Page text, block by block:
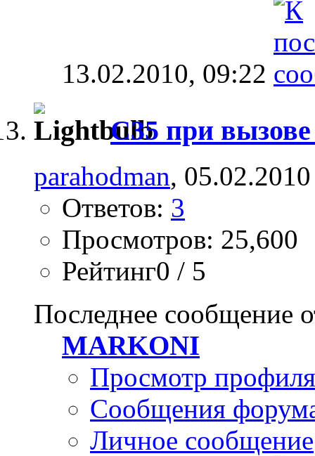
13.02.2010, 09:22
C35 при
parahodman,
Ответов: 3
Просмотров: 25,600
Рейтинг0 / 5
Последнее сообщение
MARKONI
Просмотр профиля
Сообщения
Личное сообщение